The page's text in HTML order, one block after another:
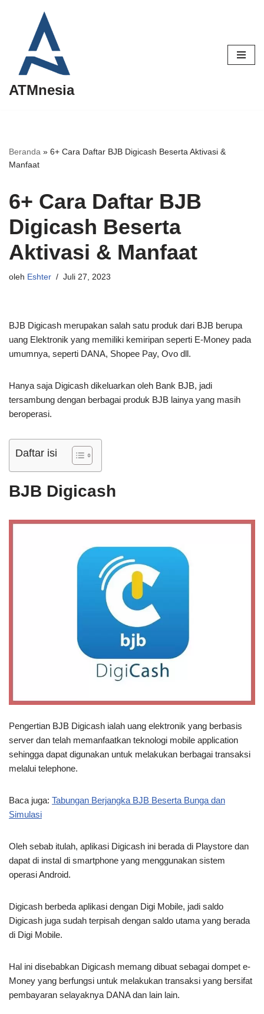
Lompat
konten
ATMnesia
Beranda » 6+ Cara Daftar BJB Digicash Beserta Aktivasi &
Manfaat
6+ Cara Daftar BJB
Digicash Beserta
Aktivasi & Manfaat
oleh Eshter Juli 27, 2023
BJB Digicash merupakan salah satu produk dari BJB berupa
uang Elektronik yang memiliki kemiripan seperti E-Money pada
umumnya, seperti DANA, Shopee Pay, Ovo dll.
Hanya saja Digicash dikeluarkan oleh Bank BJB, jadi
tersambung dengan berbagai produk BJB lainya yang masih
beroperasi.
Daftar isi
BJB Digicash
Pengertian BJB Digicash ialah uang elektronik yang berbasis
server dan telah memanfaatkan teknologi mobile application
sehingga dapat digunakan untuk melakukan berbagai transaksi
melalui telephone.
Baca juga: Tabungan Berjangka BJB Beserta Bunga dan
Simulasi
Oleh sebab itulah, aplikasi Digicash ini berada di Playstore dan
dapat di instal di smartphone yang menggunakan sistem
operasi Android.
Digicash berbeda aplikasi dengan Digi Mobile, jadi saldo
Digicash juga sudah terpisah dengan saldo utama yang berada
di Digi Mobile.
Hal ini disebabkan Digicash memang dibuat sebagai dompet e-
Money yang berfungsi untuk melakukan transaksi yang bersifat
pembayaran selayaknya DANA dan lain lain.